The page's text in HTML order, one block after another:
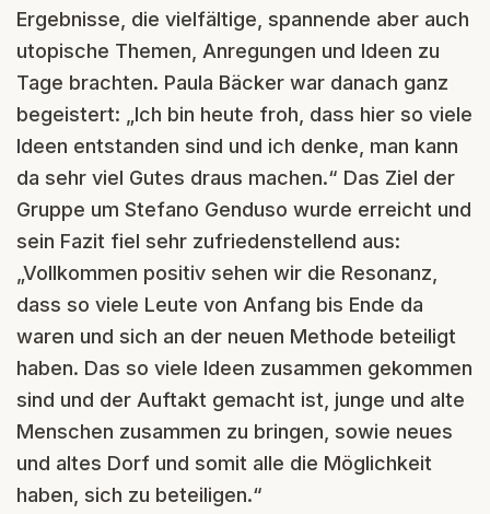
Ergebnisse, die vielfältige, spannende aber auch
utopische Themen, Anregungen und Ideen zu
Tage brachten. Paula Bäcker war danach ganz
begeistert: „Ich bin heute froh, dass hier so viele
Ideen entstanden sind und ich denke, man kann
da sehr viel Gutes draus machen.“ Das Ziel der
Gruppe um Stefano Genduso wurde erreicht und
sein Fazit fiel sehr zufriedenstellend aus:
„Vollkommen positiv sehen wir die Resonanz,
dass so viele Leute von Anfang bis Ende da
waren und sich an der neuen Methode beteiligt
haben. Das so viele Ideen zusammen gekommen
sind und der Auftakt gemacht ist, junge und alte
Menschen zusammen zu bringen, sowie neues
und altes Dorf und somit alle die Möglichkeit
haben, sich zu beteiligen.“